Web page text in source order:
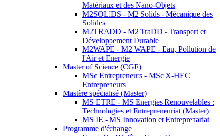
Matériaux et des Nano-Objets
M2SOLIDS - M2 Solids - Mécanique des
Solides
M2TRADD - M2 TraDD - Transport et
Développement Durable
M2WAPE - M2 WAPE - Eau, Pollution de
l'Air et Energie
Master of Science (CGE)
MSc Entrepreneurs - MSc X-HEC
Entrepreneurs
Mastère spécialisé (Master)
MS ETRE - MS Energies Renouvelables :
Technologies et Entrepreneuriat (Master)
MS IE - MS Innovation et Entreprenariat
Programme d'échange